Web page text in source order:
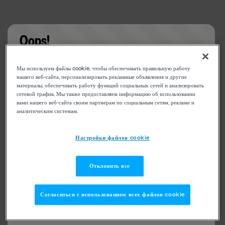
Oops!
Something went wrong. Please try refreshing the
app
Мы используем файлы cookie, чтобы обеспечивать правильную работу
нашего веб-сайта, персонализировать рекламные объявления и другие
материалы, обеспечивать работу функций социальных сетей и анализировать
сетевой трафик. Мы также предоставляем информацию об использовании
вами нашего веб-сайта своим партнерам по социальным сетям, рекламе и
аналитическим системам.
Настройки файлов cookie
Отклонить все
Согласиться с использованием всех файлов cookie